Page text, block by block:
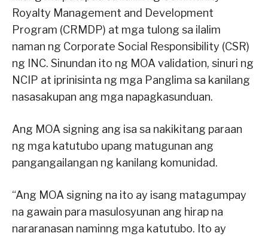
Royalty Management and Development
Program (CRMDP) at mga tulong sa ilalim
naman ng Corporate Social Responsibility (CSR)
ng INC. Sinundan ito ng MOA validation, sinuri ng
NCIP at iprinisinta ng mga Panglima sa kanilang
nasasakupan ang mga napagkasunduan.
Ang MOA signing ang isa sa nakikitang paraan
ng mga katutubo upang matugunan ang
pangangailangan ng kanilang komunidad.
“Ang MOA signing na ito ay isang matagumpay
na gawain para masulosyunan ang hirap na
nararanasan naminng mga katutubo. Ito ay